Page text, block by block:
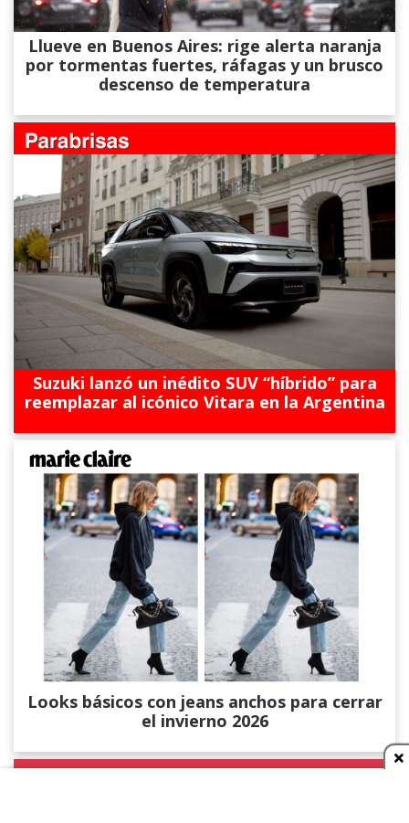
Llueve en Buenos Aires: rige alerta naranja
por tormentas fuertes, ráfagas y un brusco
descenso de temperatura
Suzuki lanzó un inédito SUV “híbrido” para
reemplazar al icónico Vitara en la Argentina
Looks básicos con jeans anchos para cerrar
el invierno 2026